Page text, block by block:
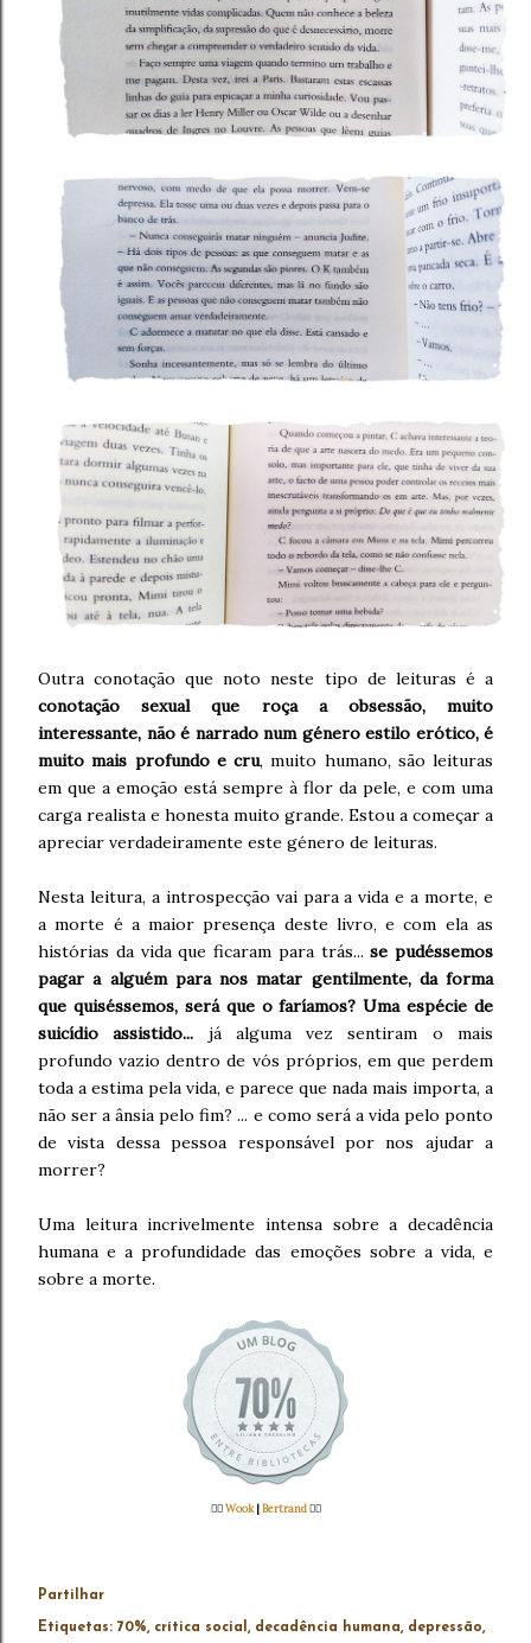
Outra conotação que noto neste tipo de leituras é a
conotação sexual que roça a obsessão, muito
interessante, não é narrado num género estilo erótico, é
muito mais profundo e cru, muito humano, são leituras
em que a emoção está sempre à flor da pele, e com uma
carga realista e honesta muito grande. Estou a começar a
apreciar verdadeiramente este género de leituras.
Nesta leitura, a introspecção vai para a vida e a morte, e
a morte é a maior presença deste livro, e com ela as
histórias da vida que ficaram para trás...se pudéssemos
pagar a alguém para nos matar gentilmente, da forma
que quiséssemos, será que o faríamos? Uma espécie de
suicídio assistido... já alguma vez sentiram o mais
profundo vazio dentro de vós próprios, em que perdem
toda a estima pela vida, e parece que nada mais importa, a
não ser a ânsia pelo fim? ... e como será a vida pelo ponto
de vista dessa pessoa responsável por nos ajudar a
morrer?
Uma leitura incrivelmente intensa sobre a decadência
humana e a profundidade das emoções sobre a vida, e
sobre a morte.
👉🏻Wook| Bertrand👈🏻
Partilhar
Etiquetas: 70% crítica social decadência humana depressão